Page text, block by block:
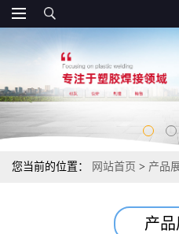
您当前的位置： 网站首页 > 产品
产